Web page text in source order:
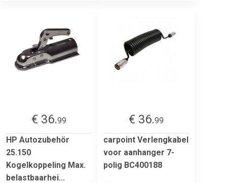
€ 36.99
HP Autozubehör
25.150
Kogelkoppeling Max.
belastbaarhei...
€ 36.99
carpoint Verlengkabel
voor aanhanger 7-
polig BC400188